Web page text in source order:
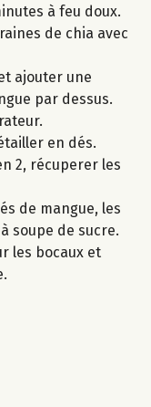
à feu doux.
de chia avec
ajouter une
par dessus.
en dés.
2, récuperer les
de mangue, les
soupe de sucre.
les bocaux et